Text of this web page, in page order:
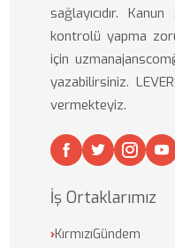
sağlayıcıdır.
kontrolü yapma
için
yazabilirsiniz.
vermekteyiz.
İş Ortaklarımız
›KırmızıGündem